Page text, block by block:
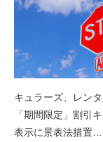
キュラーズ、レン
「期間限定」割引
表示に景表法措置…